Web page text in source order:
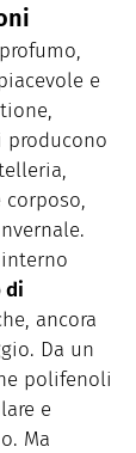
e
producono
corposo,
di
ancora
Da un
polifenoli
e
Ma